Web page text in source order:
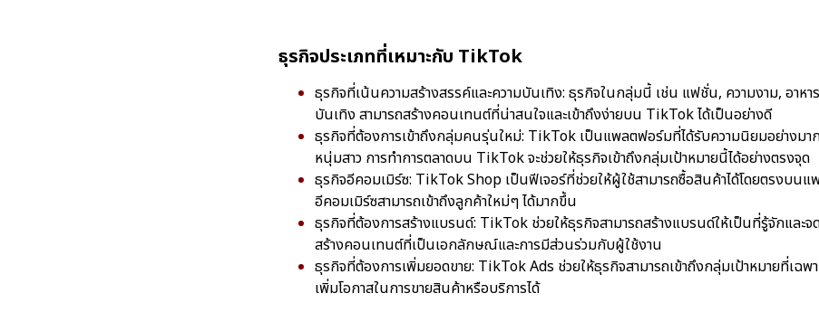
ธุรกิจประเภทที่เหมาะกับ TikTok
ธุรกิจที่เน้นความสร้างสรรค์และความบันเทิง: ธุรกิจในกลุ่มนี้ เช่น แฟชั่น, ความงาม, อาหา
บันเทิง สามารถสร้างคอนเทนต์ที่น่าสนใจและเข้าถึงง่ายบน TikTok ได้เป็นอย่างดี
ธุรกิจที่ต้องการเข้าถึงกลุ่มคนรุ่นใหม่: TikTok เป็นแพลตฟอร์มที่ได้รับความนิยมอย่างม
หนุ่มสาว การทำการตลาดบน TikTok จะช่วยให้ธุรกิจเข้าถึงกลุ่มเป้าหมายนี้ได้อย่างตรงจุด
ธุรกิจอีคอมเมิร์ซ: TikTok Shop เป็นฟีเจอร์ที่ช่วยให้ผู้ใช้สามารถซื้อสินค้าได้โดยตรงบน
อีคอมเมิร์ซสามารถเข้าถึงลูกค้าใหม่ๆ ได้มากขึ้น
ธุรกิจที่ต้องการสร้างแบรนด์: TikTok ช่วยให้ธุรกิจสามารถสร้างแบรนด์ให้เป็นที่รู้จักและจ
สร้างคอนเทนต์ที่เป็นเอกลักษณ์และการมีส่วนร่วมกับผู้ใช้งาน
ธุรกิจที่ต้องการเพิ่มยอดขาย: TikTok Ads ช่วยให้ธุรกิจสามารถเข้าถึงกลุ่มเป้าหมายที่เฉพา
เพิ่มโอกาสในการขายสินค้าหรือบริการได้